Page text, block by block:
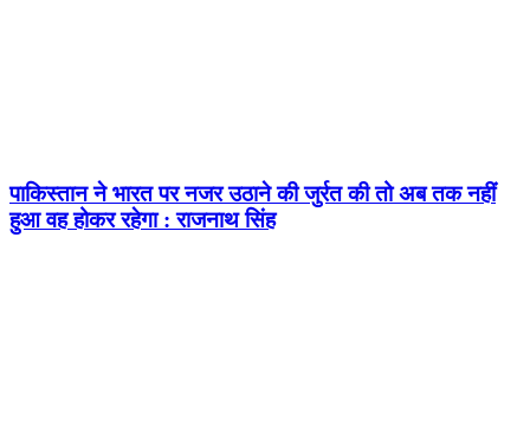
पाकिस्तान ने भारत पर नजर उठाने की जुर्रत की तो अब तक नहीं
हुआ वह होकर रहेगा : राजनाथ सिंह